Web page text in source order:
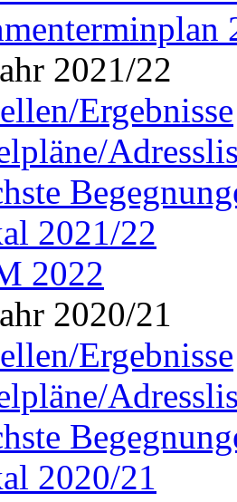
2021/22
Ergebnisse
2021/22
2022
2020/21
Ergebnisse
2020/21